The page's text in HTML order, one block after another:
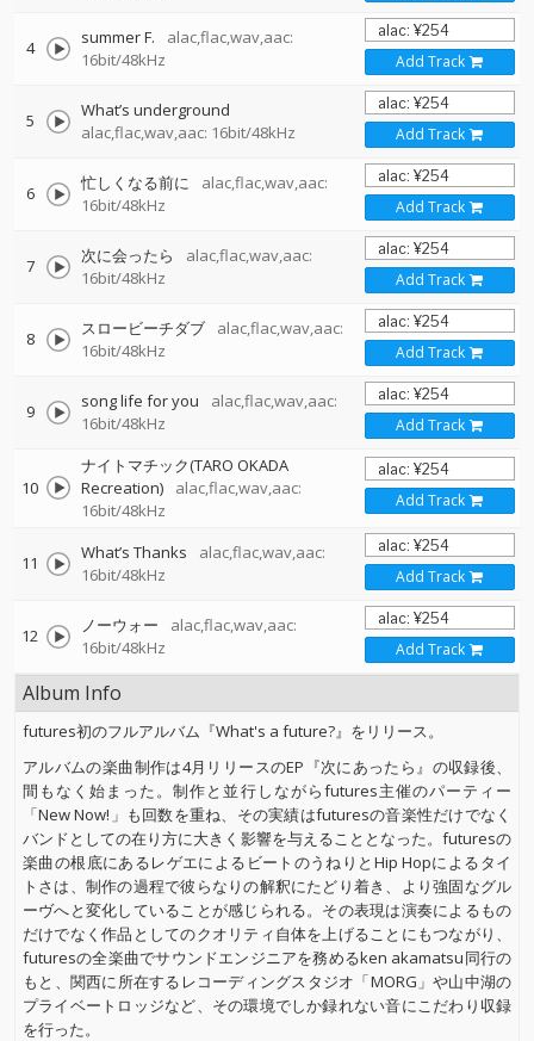
4 summer F.
alac,flac,wav,aac:
16bit/48kHz
Add Track
5
What’s underground
alac,flac,wav,aac: 16bit/48kHz
Add Track
6 忙しくなる前に
alac,flac,wav,aac:
16bit/48kHz
Add Track
7 次に会ったら
alac,flac,wav,aac:
16bit/48kHz
Add Track
8 スロービーチダブ
alac,flac,wav,aac:
16bit/48kHz
Add Track
9 song life for you
alac,flac,wav,aac:
16bit/48kHz
Add Track
10
ナイトマチック(TARO OKADA
Recreation)
alac,flac,wav,aac:
16bit/48kHz
Add Track
11 What’s Thanks
alac,flac,wav,aac:
16bit/48kHz
Add Track
12 ノーウォー
alac,flac,wav,aac:
16bit/48kHz
Add Track
Album Info
futures初のフルアルバム『What's a future?』をリリース。
アルバムの楽曲制作は4月リリースのEP『次にあったら』の収録後、
間もなく始まった。制作と並行しながらfutures主催のパーティー
「New Now!」も回数を重ね、その実績はfuturesの音楽性だけでなく
バンドとしての在り方に大きく影響を与えることとなった。futuresの
楽曲の根底にあるレゲエによるビートのうねりとHip Hopによるタイ
トさは、制作の過程で彼らなりの解釈にたどり着き、より強固なグル
ーヴへと変化していることが感じられる。その表現は演奏によるもの
だけでなく作品としてのクオリティ自体を上げることにもつながり、
futuresの全楽曲でサウンドエンジニアを務めるken akamatsu同行の
もと、関西に所在するレコーディングスタジオ「MORG」や山中湖の
プライベートロッジなど、その環境でしか録れない音にこだわり収録
を行った。